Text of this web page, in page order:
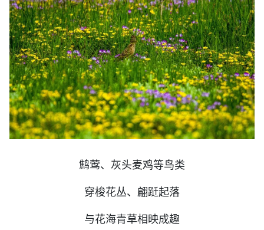
鹪莺、灰头麦鸡等鸟类
穿梭花丛、翩跹起落
与花海青草相映成趣